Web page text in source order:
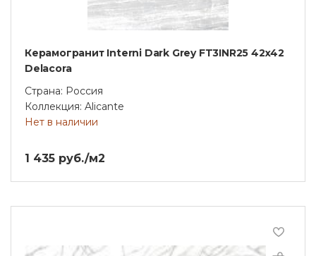
Керамогранит Interni Dark Grey FT3INR25 42х42
Delacora
Страна: Россия
Коллекция: Alicante
Нет в наличии
1 435 руб./м2